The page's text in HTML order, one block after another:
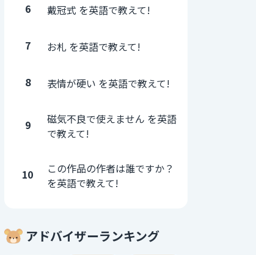
6 戴冠式 を英語で教えて!
7 お札 を英語で教えて!
8 表情が硬い を英語で教えて!
9
磁気不良で使えません を英語
で教えて!
10
この作品の作者は誰ですか？
を英語で教えて!
アドバイザーランキング